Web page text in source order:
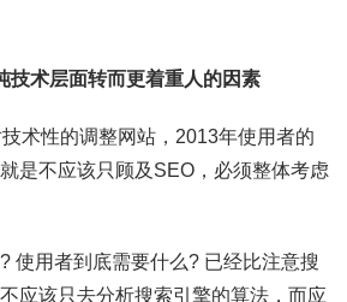
技术层面转而更着重人的因素
术性的调整网站，2013年使用者的
是不应该只顾及SEO，必须整体考虑
使用者到底需要什么? 已经比注意搜
应该只去分析搜索引擎的算法，而应